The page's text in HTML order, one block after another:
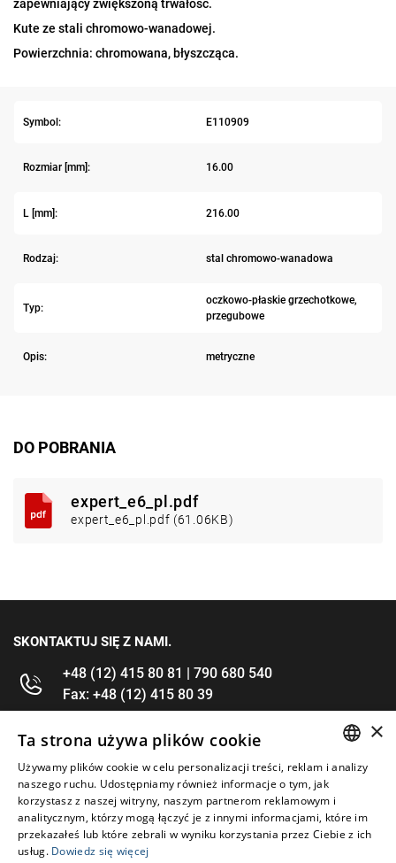
zapewniający zwiększoną trwałość.
Kute ze stali chromowo-wanadowej.
Powierzchnia: chromowana, błyszcząca.
Symbol: E110909
Rozmiar [mm]: 16.00
L [mm]: 216.00
Rodzaj: stal chromowo-wanadowa
Typ:
oczkowo-płaskie grzechotkowe,
przegubowe
Opis: metryczne
DO POBRANIA
expert_e6_pl.pdf
expert_e6_pl.pdf (61.06KB)
SKONTAKTUJ SIĘ Z NAMI.
+48 (12) 415 80 81 | 790 680 540
Fax: +48 (12) 415 80 39
kontakt@im-narzedzia.pl
INFORMACJE
OFERTA
MOJE KONTO
ENGLISH
×
Ta strona używa plików cookie
Używamy plików cookie w celu personalizacji treści, reklam i analizy
naszego ruchu. Udostępniamy również informacje o tym, jak
korzystasz z naszej witryny, naszym partnerom reklamowym i
analitycznym, którzy mogą łączyć je z innymi informacjami, które im
przekazałeś lub które zebrali w wyniku korzystania przez Ciebie z ich
usług. Dowiedz się więcej